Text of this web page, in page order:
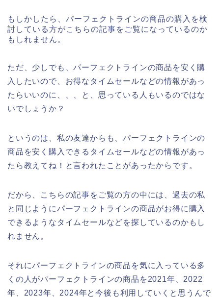
もしかしたら、パーフェクトラインの商品の購入を検
討している方がこちらの記事をご覧になっているのか
もしれません。
ただ、少しでも、パーフェクトラインの商品を安く購
入したいので、お得なタイムセールなどの情報があっ
たらいいのに、、、と、思っている人もいるのではな
いでしょうか？
というのは、私の友達からも、パーフェクトラインの
商品を安く購入できるタイムセールなどの情報があっ
たら教えてね！と言われたことがあったからです。
だから、こちらの記事をご覧の方の中には、過去の私
と同じようにパーフェクトラインの商品がお得に購入
できるようなタイムセールなどを探しているのかもし
れません。
それにパーフェクトラインの商品を気に入っている多
くの人がパーフェクトラインの商品を2021年、2022
年、2023年、2024年と今後も利用していくと思うんで